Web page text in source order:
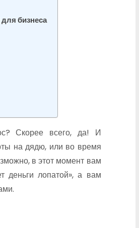
бизнеса
Скорее всего, да! И
на дядю, или во время
в этот момент вам
деньги лопатой», а вам